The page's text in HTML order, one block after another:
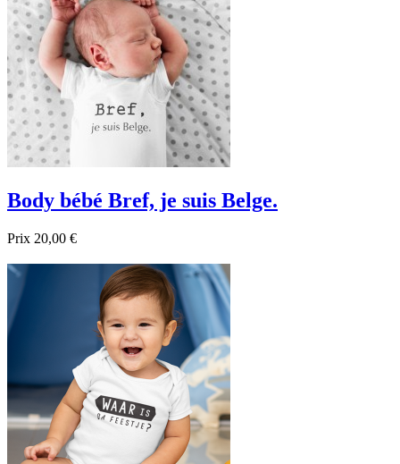
Body bébé Bref, je suis Belge.
Prix 20,00 €
Aperçu rapide
Blanc
Bleu foncé